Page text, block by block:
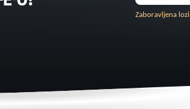
Zaboravljena